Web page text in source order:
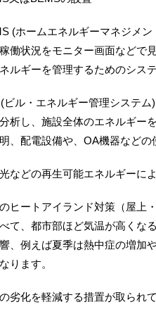
(ホームエネルギーマネジメ
働状況をモニター画面などで
ルギーを管理するためのシステ
ビル・エネルギー管理システ
析し、施設全体のエネルギー
、配電設備や、OA機器などの
などの再生可能エネルギーに
ヒートアイランド対策（屋上
て、都市部ほど気温が高くな
、例えば夏季は熱中症の増加
ります。
劣化を軽減する措置が取られ